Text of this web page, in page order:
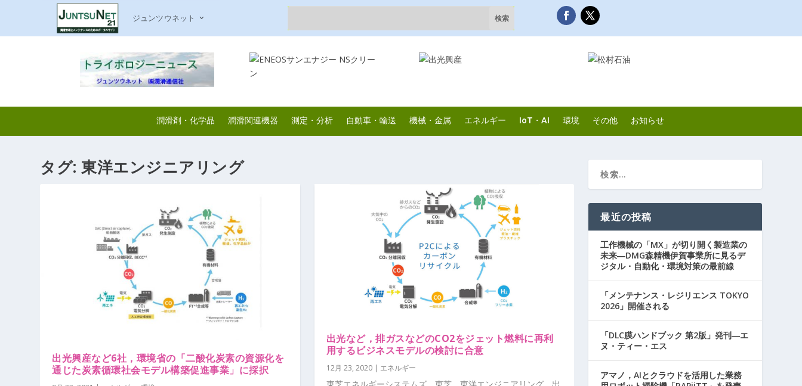
ジュンツウネット
潤滑剤・化学品 潤滑関連機器 測定・分析 自動車・輸送 機械・金属 エネルギー IoT・AI 環境 その他 お知らせ
タグ:東洋エンジニアリング
出光興産など6社，環境省の「二酸化炭素の資源化を
通じた炭素循環社会モデル構築促進事業」に採択
出光など，排ガスなどのCO2をジェット燃料に再利
用するビジネスモデルの検討に合意
12月 23, 2020| エネルギー
最近の投稿
工作機械の「MX」が切り開く製造業の
未来―DMG森精機伊賀事業所に見るデ
ジタル・自動化・環境対策の最前線
「メンテナンス・レジリエンス TOKYO
2026」開催される
「DLC膜ハンドブック 第2版」発刊―エ
ヌ・ティー・エス
アマノ，AIとクラウドを活用した業務